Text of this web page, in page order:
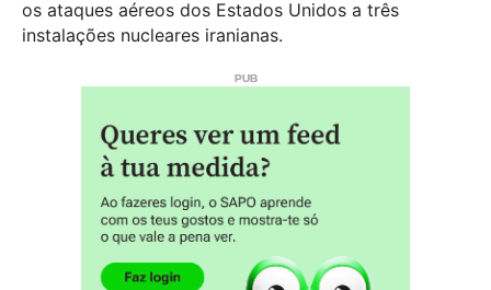
os ataques aéreos dos Estados Unidos a três
instalações nucleares iranianas.